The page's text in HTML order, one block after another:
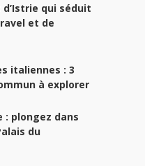
qui séduit
et de
italiennes : 3
à explorer
: plongez dans
du